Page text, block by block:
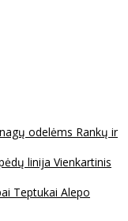
odelėms Rankų ir
linija Vienkartinis
Teptukai Alepo